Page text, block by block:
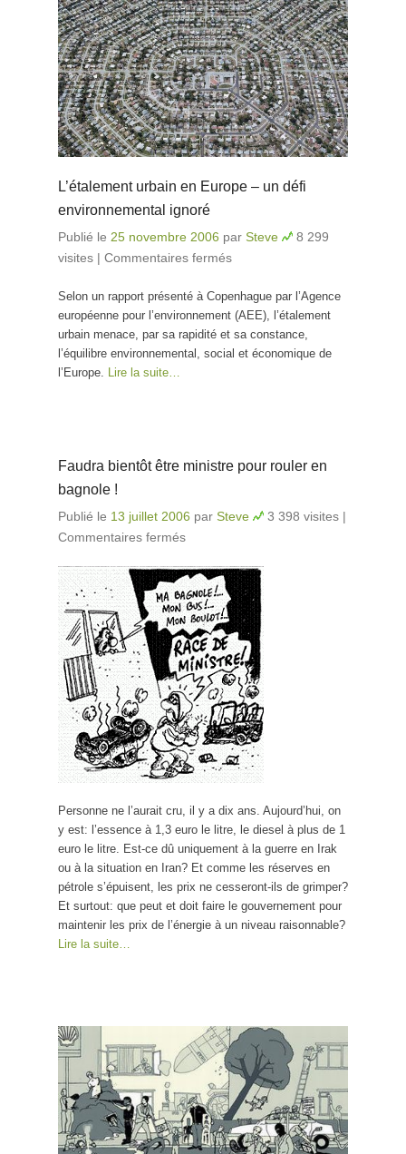
L’étalement urbain en Europe – un défi
environnemental ignoré
Publié le 25 novembre 2006 par Steve
8 299
visites | Commentaires fermés
environnemental
ignoré
Selon un rapport présenté à Copenhague par l’Agence
européenne pour l’environnement (AEE), l’étalement
urbain menace, par sa rapidité et sa constance,
l’équilibre environnemental, social et économique de
l’Europe.
Lire la suite…
Faudra bientôt être ministre pour rouler en
bagnole !
Publié le 13 juillet 2006 par Steve 3 398 visites |
Commentaires fermés
!
Personne ne l’aurait cru, il y a dix ans. Aujourd’hui, on
y est: l’essence à 1,3 euro le litre, le diesel à plus de 1
euro le litre. Est-ce dû uniquement à la guerre en Irak
ou à la situation en Iran? Et comme les réserves en
pétrole s’épuisent, les prix ne cesseront-ils de grimper?
Et surtout: que peut et doit faire le gouvernement pour
maintenir les prix de l’énergie à un niveau raisonnable?
Lire la suite…